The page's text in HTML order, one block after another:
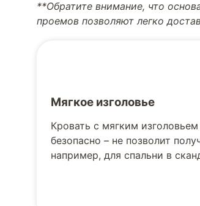
**Обратите внимание, что
проемов позволяют легко
Мягкое изголовье
Кровать с мягким
безопасно – не позволит
например, для спальни в